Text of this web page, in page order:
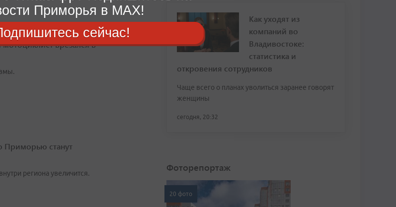
врезался в
Приморью станут
региона увеличится.
Как уходят из
компаний во
Владивостоке:
статистика и
откровения сотрудников
Чаще всего о планах уволиться заранее говорят
женщины
сегодня, 20:32
Фоторепортаж
20 фото
Приморья в MAX!
сейчас!